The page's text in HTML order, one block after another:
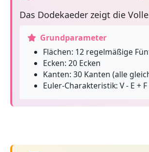
Das Dodekaederzeigt die
Grundparameter
Flächen: 12 regelmäßige
Ecken: 20 Ecken
Kanten: 30 Kanten (alle
Euler-Charakteristik: V - E +